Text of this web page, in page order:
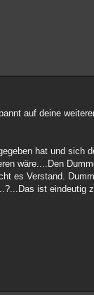
auf deine
hat und sich
wäre....Den
es Verstand.
ist eindeutig